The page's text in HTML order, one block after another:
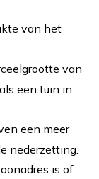
van het
van
een tuin in
een meer
nederzetting.
is of